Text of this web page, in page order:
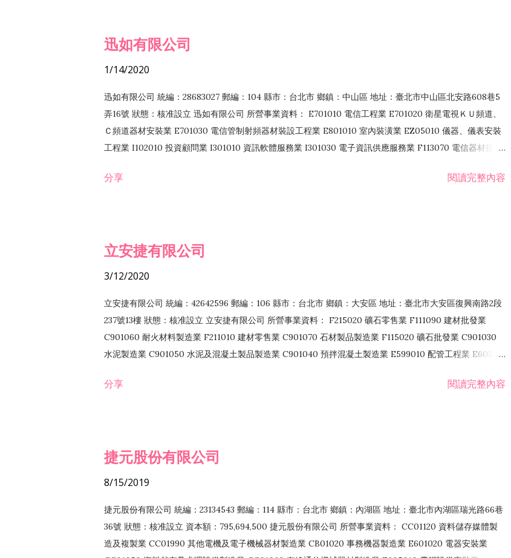
迅如有限公司
1/14/2020
迅如有限公司 統編：28683027 郵編：104 縣市：台北市 鄉鎮：中山區 地址：臺北市中山區北安路608巷5
弄16號 狀態：核准設立 迅如有限公司 所營事業資料： E701010 電信工程業 E701020 衛星電視ＫＵ頻道、
Ｃ頻道器材安裝業 E701030 電信管制射頻器材裝設工程業 E801010 室內裝潢業 EZ05010 儀器、儀表安裝
工程業 I102010 投資顧問業 I301010 資訊軟體服務業 I301030 電子資訊供應服務業 F113070 電信器材批發
務 F102030 菸酒批發業 F203020 菸酒零售業 F401171 酒類輸入業
分享 閱讀完整內容
立安捷有限公司
3/12/2020
立安捷有限公司 統編：42642596 郵編：106 縣市：台北市 鄉鎮：大安區 地址：臺北市大安區復興南路2段
237號13樓 狀態：核准設立 立安捷有限公司 所營事業資料： F215020 礦石零售業 F111090 建材批發業
C901060 耐火材料製造業 F211010 建材零售業 C901070 石材製品製造業 F115020 礦石批發業 C901030
水泥製造業 C901050 水泥及混凝土製品製造業 C901040 預拌混凝土製造業 E599010 配管工程業 E603110
EZ99990 其他工程業 F102170 食品什貨批發業 F106020 日常用品批發業 F108031 醫療器材批發業
分享 閱讀完整內容
捷元股份有限公司
8/15/2019
捷元股份有限公司 統編：23134543 郵編：114 縣市：台北市 鄉鎮：內湖區 地址：臺北市內湖區瑞光路66巷
36號 狀態：核准設立 資本額：795,694,500 捷元股份有限公司 所營事業資料： CC01120 資料儲存媒體製
造及複製業 CC01990 其他電機及電子機械器材製造業 CB01020 事務機器製造業 E601020 電器安裝業